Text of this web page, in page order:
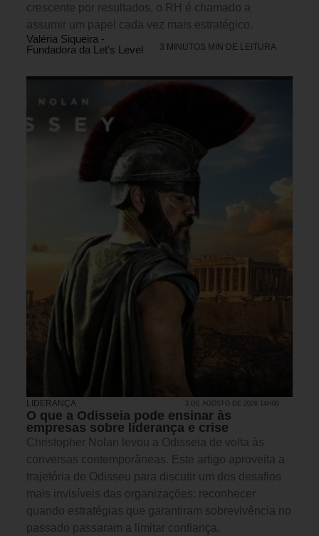
crescente por resultados, o RH é chamado a
assumir um papel cada vez mais estratégico.
Valéria Siqueira -
Fundadora da Let’s Level
3 MINUTOS MIN DE LEITURA
LIDERANÇA 3 DE AGOSTO DE 2026 14H00
O que a Odisseia pode ensinar às
empresas sobre liderança e crise
Christopher Nolan levou a Odisseia de volta às
conversas contemporâneas. Este artigo aproveita a
trajetória de Odisseu para discutir um dos desafios
mais invisíveis das organizações: reconhecer
quando estratégias que garantiram sobrevivência no
passado passaram a limitar confiança,